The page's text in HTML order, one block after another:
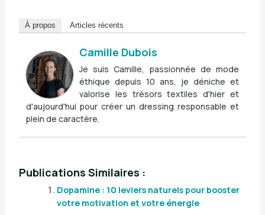
À propos Articles récents
Camille Dubois
Je suis Camille, passionnée de mode
éthique depuis 10 ans, je déniche et
valorise les trésors textiles d'hier et
d'aujourd'hui pour créer un dressing responsable et
plein de caractère.
Publications Similaires :
Dopamine : 10 leviers naturels pour booster
votre motivation et votre énergie